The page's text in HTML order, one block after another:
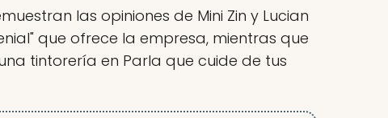
las opiniones de Mini Zin y Lucian
que ofrece la empresa, mientras que
tintorería en Parla que cuide de tus